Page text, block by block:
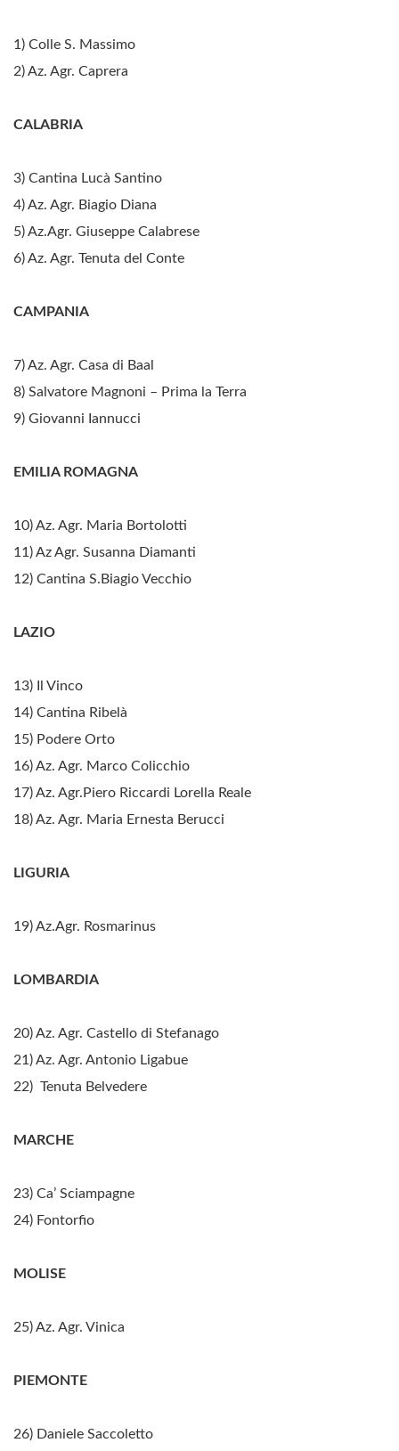
1) Colle S. Massimo
2) Az. Agr. Caprera
CALABRIA
3) Cantina Lucà Santino
4) Az. Agr. Biagio Diana
5) Az.Agr. Giuseppe Calabrese
6) Az. Agr. Tenuta del Conte
CAMPANIA
7) Az. Agr. Casa di Baal
8) Salvatore Magnoni – Prima la Terra
9) Giovanni Iannucci
EMILIA ROMAGNA
10) Az. Agr. Maria Bortolotti
11) Az Agr. Susanna Diamanti
12) Cantina S.Biagio Vecchio
LAZIO
13) Il Vinco
14) Cantina Ribelà
15) Podere Orto
16) Az. Agr. Marco Colicchio
17) Az. Agr.Piero Riccardi Lorella Reale
18) Az. Agr. Maria Ernesta Berucci
LIGURIA
19) Az.Agr. Rosmarinus
LOMBARDIA
20) Az. Agr. Castello di Stefanago
21) Az. Agr. Antonio Ligabue
22) Tenuta Belvedere
MARCHE
23) Ca’ Sciampagne
24) Fontorfio
MOLISE
25) Az. Agr. Vinica
PIEMONTE
26) Daniele Saccoletto